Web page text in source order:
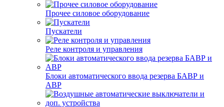
Прочее силовое оборудование
Пускатели
Реле контроля и управления
Блоки автоматического ввода резерва БАВР и
АВР